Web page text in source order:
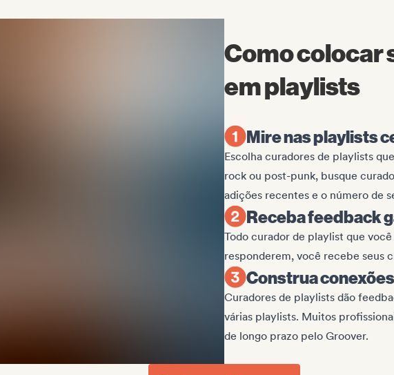
Como colocar
em playlists
Mire nas playlists
Escolha curadores de playlists
rock ou post-punk, busque
adições recentes e o número de
Receba feedback
Todo curador de playlist que
responderem, você recebe seus
Construa
Curadores de playlists dão
várias playlists. Muitos
de longo prazo pelo Groover.